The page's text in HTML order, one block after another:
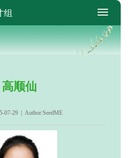
switch
组
高顺仙
07-29 | Author:SeedME